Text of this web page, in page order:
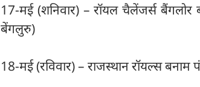
17-मई (शनिवार) – रॉयल चैलेंजर्स बैंगलोर
बेंगलुरु)
18-मई (रविवार) – राजस्थान रॉयल्स